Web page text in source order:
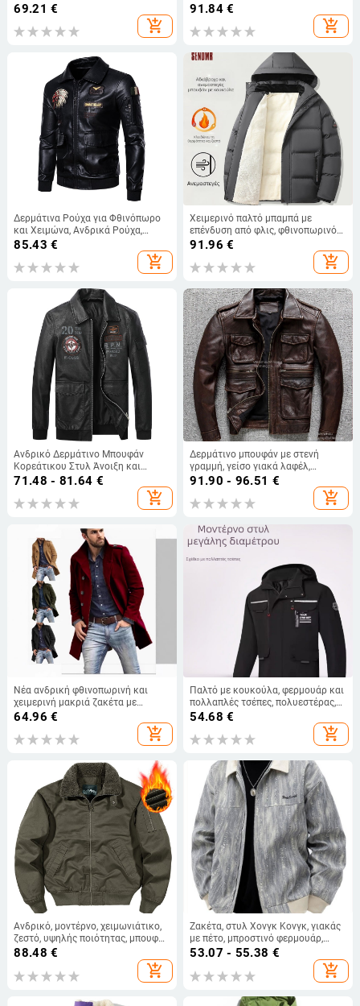
βαμβακερή επένδυση, ανδρικό και
γυναικείο μπουφάν με κουκούλα
για μεγάλα μεγέθη, μπουφάν με
69.21 €
add_shopping_cart
κουκούλα, φερμουάρ, παχιά
91.84€
add_shopping_cart
Δερμάτινα Ρούχα για Φθινόπωρο
και Χειμώνα, Ανδρικά Ρούχα,
Κεντημένο Κοστούμι, Πλυμένο
Δερμάτινο Μπουφάν PU, Επένδυση
Fleece, Ρούχα Μοτοσικλέτας,
85.43 €
add_shopping_cart
Χειμερινό παλτό μπαμπά με
επένδυση από φλις, φθινοπωρινό
και χειμωνιάτικο, με επένδυση από
πούπουλο, για άνδρες, μεσήλικες
και ηλικιωμένους, με επένδυση
91.96 €
add_shopping_cart
Ανδρικό Δερμάτινο Μπουφάν
Κορεάτικου Στυλ Άνοιξη και
Φθινόπωρο Νέο Casual Μοντέρνο
Ανδρικό Δερμάτινο Μπουφάν
71.48 - 81.64 €
add_shopping_cart
Δερμάτινο μπουφάν με στενή
γραμμή, γείσο γιακά λαφέλ,
φερμουάρ, γνήσιο δέρμα
προβάτου, ultra-σύντομο μήκος
91.90 - 96.51 €
add_shopping_cart
Νέα ανδρική φθινοπωρινή και
χειμερινή μακριά ζακέτα με
μάλλινο παλτό, με γιακά και
μονόχρωμο παλτό, σε ίσια γραμμή,
για άνδρες, σε διασυνοριακό
64.96 €
add_shopping_cart
Παλτό με κουκούλα, φερμουάρ και
πολλαπλές τσέπες, πολυεστέρας,
για τέσσερις εποχές
54.68 €
add_shopping_cart
Ανδρικό, μοντέρνο, χειμωνιάτικο,
ζεστό, υψηλής ποιότητας, μπουφάν
bomber με φόδρα από φλις,
ολόσωμη φόρμα και βαμβακερό
μπουφάν.
88.48 €
add_shopping_cart
Ζακέτα, στυλ Χονγκ Κονγκ, γιακάς
με πέτο, μπροστινό φερμουάρ,
φαρδιά γραμμή, πολυεστερικό
ύφασμα ανθεκτικό στη φθορά και
αντιανεμική προστασία
53.07 - 55.38 €
add_shopping_cart